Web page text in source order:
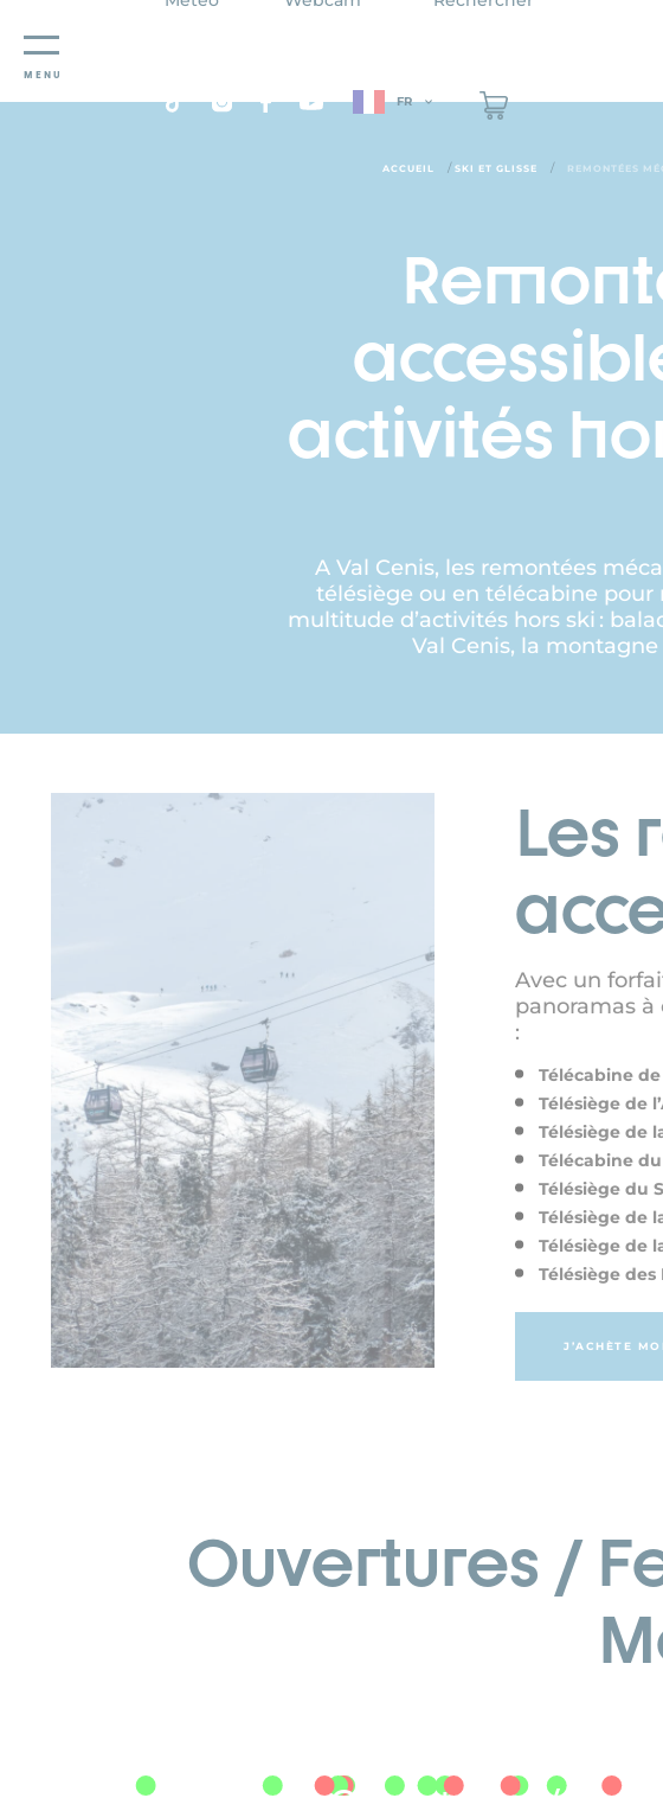
Panneau de gestion des cookies
MENU
FR
ACCUEIL / SKI ET GLISSE / REMONTÉES
activités
A Val Cenis, les remontées
télésiège ou en télécabine pour
multitude d’activités hors ski :
Val Cenis, la
Les
Avec un
panoramas
:
Télécabine
Télésiège de
Télésiège de
Télécabine
Télésiège du
Télésiège de
Télésiège de
Télésiège des
J’ACHÈTE
Ouvertures /